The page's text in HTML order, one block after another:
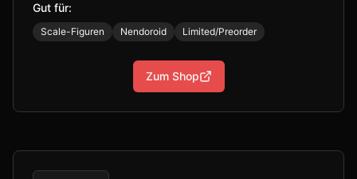
Gut für:
Scale-Figuren Nendoroid Limited/Preorder
Zum Shop